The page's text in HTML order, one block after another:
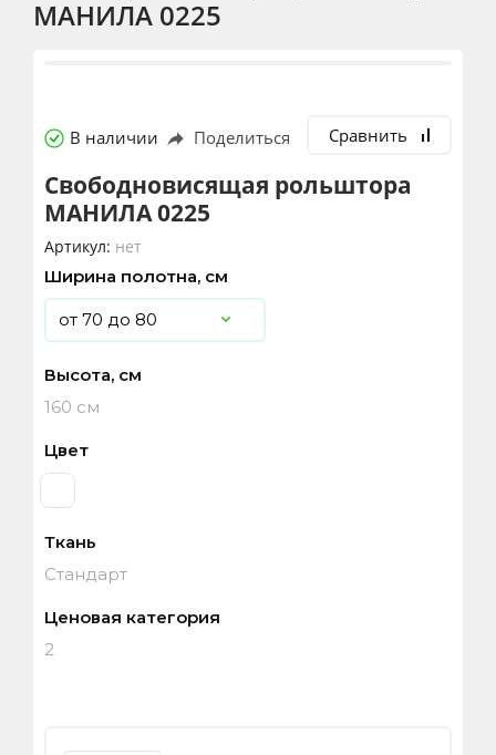
МАНИЛА 0225
В наличии Поделиться Сравнить
Свободновисящая рольштора
МАНИЛА 0225
Артикул: нет
Ширина полотна, см
Высота, см
160 см
Цвет
Ткань
Стандарт
Ценовая категория
2